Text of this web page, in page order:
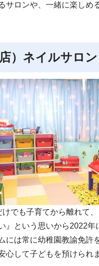
サロンや、一緒に楽しめ
店）ネイルサロ
けでも子育てから離れて
』という思いから2022年
には常に幼稚園教諭免許
心して子どもを預けられ